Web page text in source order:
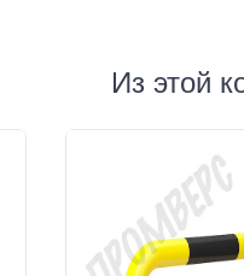
Из этой